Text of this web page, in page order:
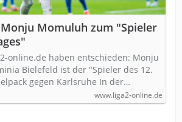
Momuluh zum "Spieler
online.de haben entschieden: Monju
Bielefeld ist der "Spieler des 12.
gegen Karlsruhe In der…
www.liga2-online.de